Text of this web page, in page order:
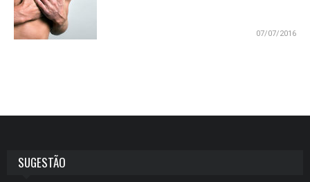
07/07/2016
SUGESTÃO